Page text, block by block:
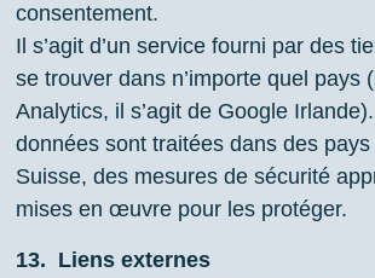
consentement.
Il s’agit d’un service fourni par des
se trouver dans n’importe quel pays
Analytics, il s’agit de Google
données sont traitées dans des
Suisse, des mesures de sécurité
mises en œuvre pour les protéger.
13. Liens externes